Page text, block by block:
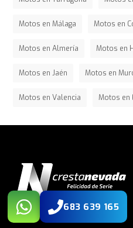
683 639 165
Motos en Málaga Motos en
Motos en Almería Motos en
Motos en Jaén Motos en
Motos en Valencia Motos en